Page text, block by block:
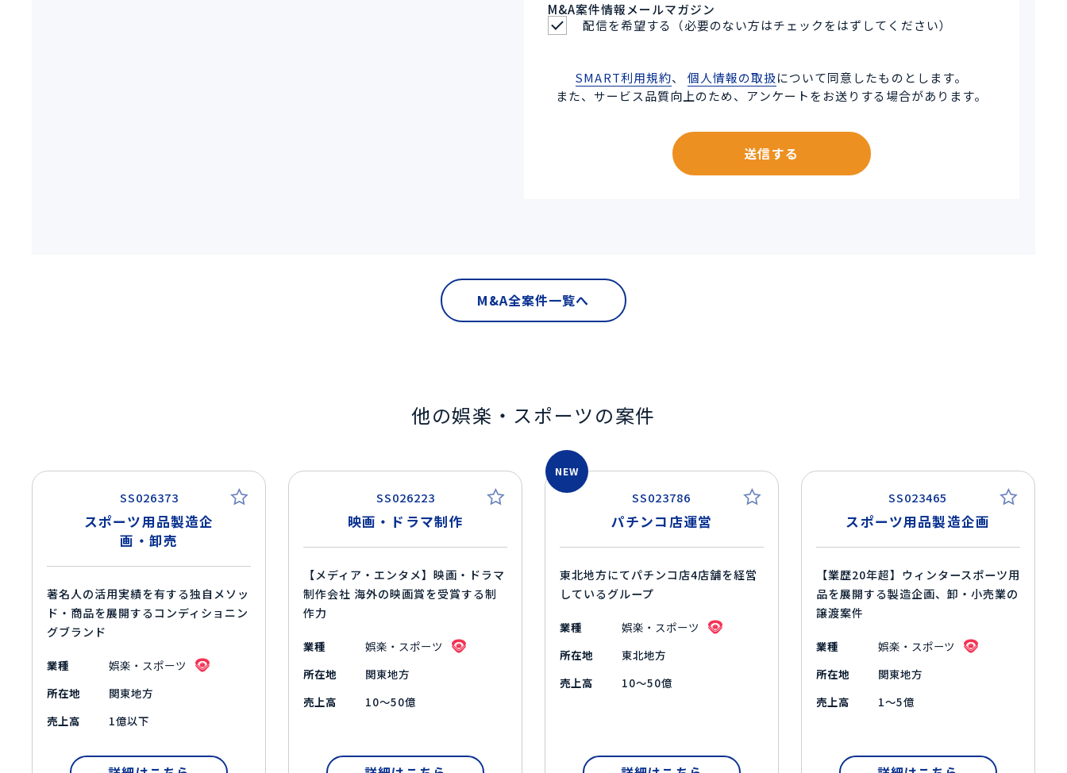
M&A案件情報メールマガジン
配信を希望する（必要のない方はチェックをはずしてください）
SMART利用規約、 個人情報の取扱について同意したものとします。
また、サービス品質向上のため、アンケートをお送りする場合があります。
送信する
M&A全案件一覧へ
他の娯楽・スポーツの案件
SS026373
スポーツ用品製造企
画・卸売
著名人の活用実績を有する独自メソッ
ド・商品を展開するコンディショニン
グブランド
業種
娯楽・スポーツ
所在地
関東地方
売上高
1億以下
SS026223
映画・ドラマ制作
【メディア・エンタメ】映画・ドラマ
制作会社 海外の映画賞を受賞する制
作力
業種
娯楽・スポーツ
所在地
関東地方
売上高
10～50億
SS023786
NEW
パチンコ店運営
東北地方にてパチンコ店4店舗を経営
しているグループ
業種
娯楽・スポーツ
所在地
東北地方
売上高
10～50億
SS023465
スポーツ用品製造企画
【業歴20年超】ウィンタースポーツ用
品を展開する製造企画、卸・小売業の
譲渡案件
業種
娯楽・スポーツ
所在地
関東地方
売上高
1～5億